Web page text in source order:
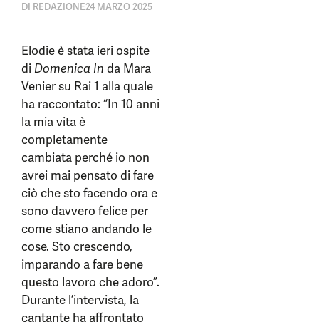
DI REDAZIONE24 MARZO 2025
Elodie è stata ieri ospite
di Domenica In da Mara
Venier su Rai 1 alla quale
ha raccontato: “In 10 anni
la mia vita è
completamente
cambiata perché io non
avrei mai pensato di fare
ciò che sto facendo ora e
sono davvero felice per
come stiano andando le
cose. Sto crescendo,
imparando a fare bene
questo lavoro che adoro”.
Durante l’intervista, la
cantante ha affrontato